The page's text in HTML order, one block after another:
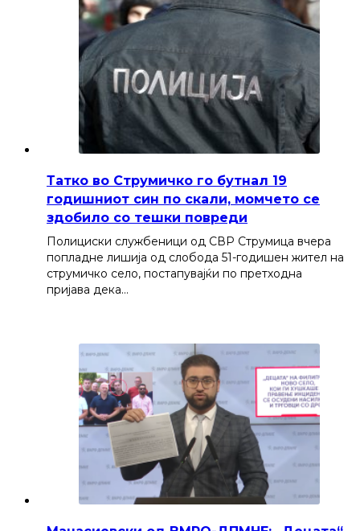
Татко во Струмичко го бутнал 19
годишниот син по скали, момчето се
здобило со тешки повреди
Полициски службеници од СВР Струмица вчера
попладне лишија од слобода 51-годишен жител на
струмичко село, постапувајќи по претходна
пријава дека…